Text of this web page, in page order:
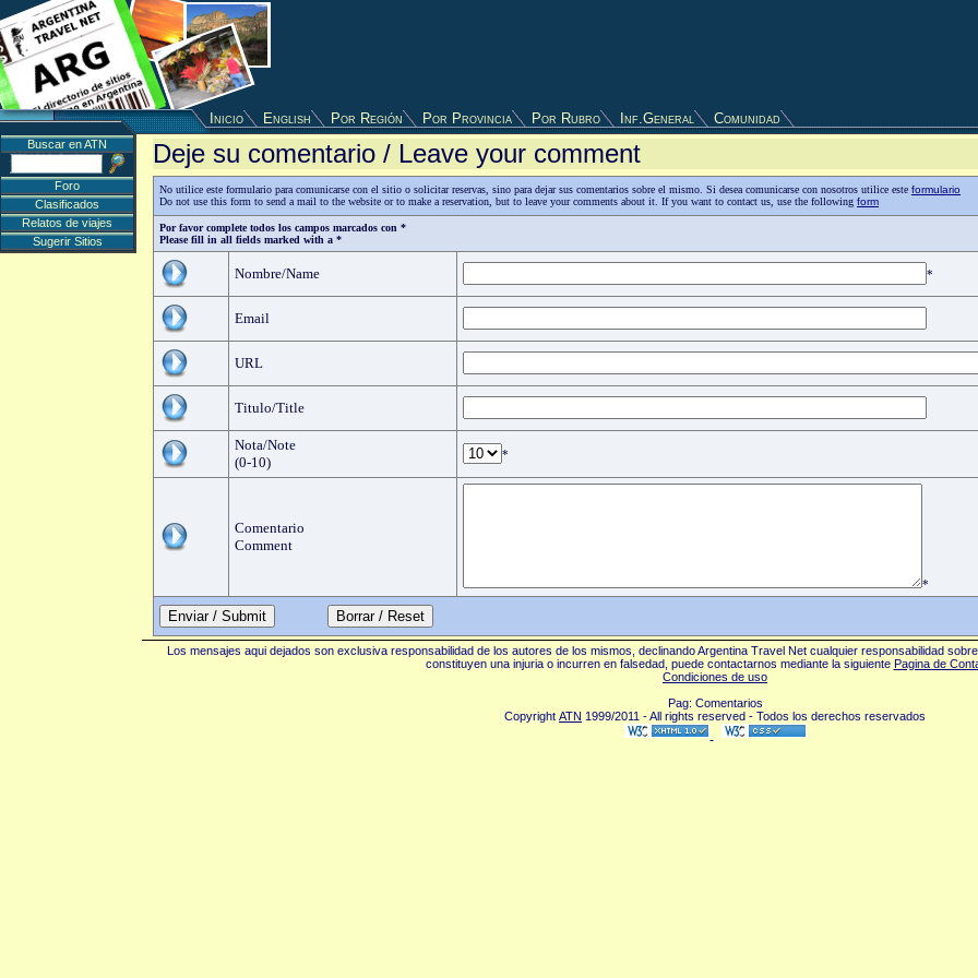
Inicio English Por Región Por Provincia Por Rubro Inf.General Comunidad
Deje su comentario / Leave your comment
No utilice este formulario para comunicarse con el sitio o solicitar reservas, sino para dejar sus comentarios sobre el mismo. Si desea comunicarse con nosotros utilice este formulario
Do not use this form to send a mail to the website or to make a reservation, but to leave your comments about it. If you want to contact us, use the following form
Por favor complete todos los campos marcados con *
Please fill in all fields marked with a *
Nombre/Name *
Email
URL
Titulo/Title
Nota/Note
(0-10)
*
Comentario
Comment
*
Enviar / Submit
Buscar en ATN
Foro
Clasificados
Relatos de viajes
Sugerir Sitios
Los mensajes aqui dejados son exclusiva responsabilidad de los autores de los mismos, declinando Argentina Travel Net cualquier responsabilidad
constituyen una injuria o incurren en falsedad, puede contactarnos mediante la siguiente Pagina de
Condiciones de uso
Pag: Comentarios
Copyright ATN 1999/2011 - All rights reserved - Todos los derechos reservados